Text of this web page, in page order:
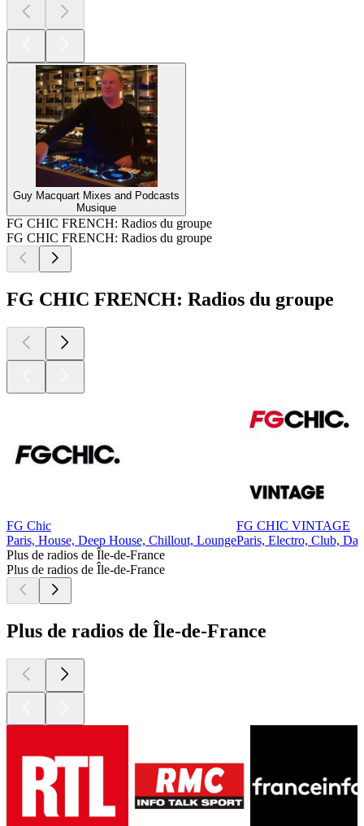
Guy Macquart Mixes and Podcasts
Musique
FG CHIC FRENCH: Radios du groupe
FG CHIC FRENCH: Radios du groupe
FG CHIC FRENCH: Radios du groupe
FG Chic
Paris, House, Deep House, Chillout, Lounge
FG CHIC VINTAGE
Paris, Electro, Club,
Plus de radios de Île-de-France
Plus de radios de Île-de-France
Plus de radios de Île-de-France